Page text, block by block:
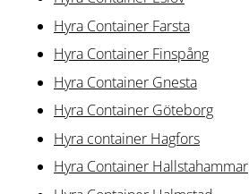
Hyra Container Farsta
Hyra Container Finspång
Hyra Container Gnesta
Hyra Container Göteborg
Hyra container Hagfors
Hyra Container Hallstahammar